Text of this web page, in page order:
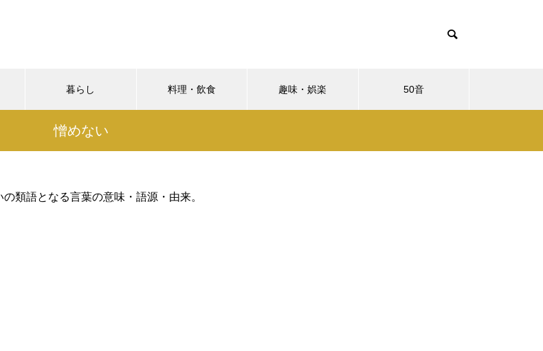
暮らし 料理・飲食 趣味・娯楽 50音
憎めない
の類語となる言葉の意味・語源・由来。